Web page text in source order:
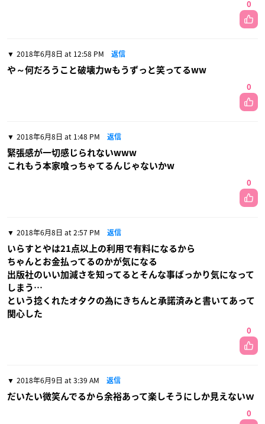
0
2018年6月8日 at 12:58 PM 返信
や～何だろうこと破壊力wもうずっと笑ってるww
0
2018年6月8日 at 1:48 PM 返信
緊張感が一切感じられないwww
これもう本家喰っちゃてるんじゃないかw
0
2018年6月8日 at 2:57 PM 返信
いらすとやは21点以上の利用で有料になるから
ちゃんとお金払ってるのかが気になる
出版社のいい加減さを知ってるとそんな事ばっかり気になって
しまう…
という捻くれたオタクの為にきちんと承諾済みと書いてあって
関心した
0
2018年6月9日 at 3:39 AM 返信
だいたい微笑んでるから余裕あって楽しそうにしか見えないｗ
0